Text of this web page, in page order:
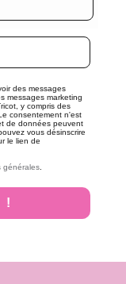
des messages
messages marketing
y compris des
consentement n'est
de données peuvent
vous désinscrire
le lien de
générales
!